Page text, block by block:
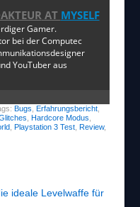
AT MYSELF
Gamer.
bei der Computec
YouTuber aus
Bugs Erfahrungsbericht,
Hardcore Modus
, Playstation 3 Test, Review,
ideale Levelwaffe für